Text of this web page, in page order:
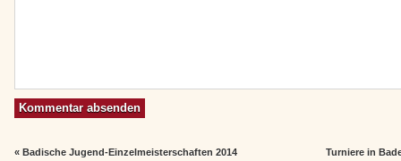
«Badische Jugend-Einzelmeisterschaften 2014 Turniere in